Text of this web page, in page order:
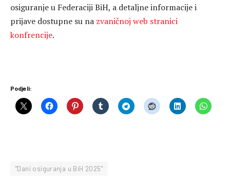
osiguranje u Federaciji BiH, a detaljne informacije i
prijave dostupne su na zvaničnoj web stranici
konfrencije.
Podjeli:
"Dani osiguranja u BiH 2025"